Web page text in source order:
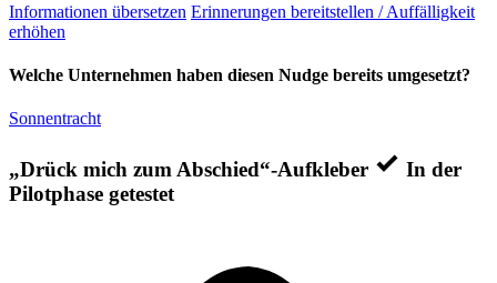
Informationen übersetzen Erinnerungen bereitstellen / Auffälligkeit
erhöhen
Welche Unternehmen haben diesen Nudge bereits umgesetzt?
Sonnentracht
„Drück mich zum Abschied“-Aufkleber
In der
Pilotphase getestet